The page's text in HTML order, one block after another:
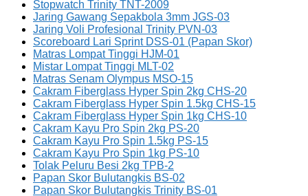
Stopwatch Trinity TNT-2009
Jaring Gawang Sepakbola 3mm JGS-03
Jaring Voli Profesional Trinity PVN-03
Scoreboard Lari Sprint DSS-01 (Papan Skor)
Matras Lompat Tinggi HJM-01
Mistar Lompat Tinggi MLT-02
Matras Senam Olympus MSO-15
Cakram Fiberglass Hyper Spin 2kg CHS-20
Cakram Fiberglass Hyper Spin 1.5kg CHS-15
Cakram Fiberglass Hyper Spin 1kg CHS-10
Cakram Kayu Pro Spin 2kg PS-20
Cakram Kayu Pro Spin 1.5kg PS-15
Cakram Kayu Pro Spin 1kg PS-10
Tolak Peluru Besi 2kg TPB-2
Papan Skor Bulutangkis BS-02
Papan Skor Bulutangkis Trinity BS-01